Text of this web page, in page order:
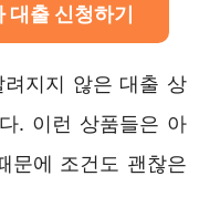
대출 신청하기
지지 않은 대출 상
. 이런 상품들은 아
문에 조건도 괜찮은